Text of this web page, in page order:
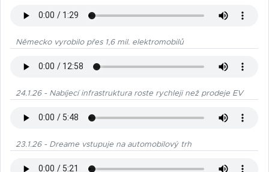
Německo vyrobilo přes 1,6 mil. elektromobilů
24.1.26 - Nabíjecí infrastruktura roste rychleji než prodeje EV
23.1.26 - Dreame vstupuje na automobilový trh